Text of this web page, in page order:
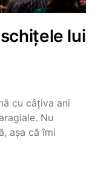
lui
cu câțiva ani
Nu
așa că îmi